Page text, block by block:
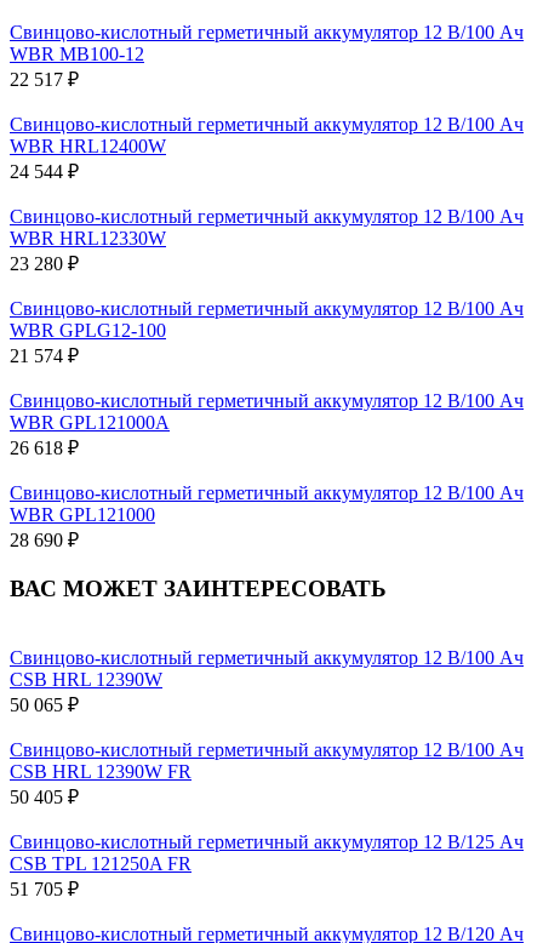
Свинцово-кислотный герметичный аккумулятор 12 В/100 Ач
WBR MB100-12
22 517 ₽
Свинцово-кислотный герметичный аккумулятор 12 В/100 Ач
WBR HRL12400W
24 544 ₽
Свинцово-кислотный герметичный аккумулятор 12 В/100 Ач
WBR HRL12330W
23 280 ₽
Свинцово-кислотный герметичный аккумулятор 12 В/100 Ач
WBR GPLG12-100
21 574 ₽
Свинцово-кислотный герметичный аккумулятор 12 В/100 Ач
WBR GPL121000A
26 618 ₽
Свинцово-кислотный герметичный аккумулятор 12 В/100 Ач
WBR GPL121000
28 690 ₽
ВАС МОЖЕТ ЗАИНТЕРЕСОВАТЬ
Свинцово-кислотный герметичный аккумулятор 12 В/100 Ач
CSB HRL 12390W
50 065 ₽
Свинцово-кислотный герметичный аккумулятор 12 В/100 Ач
CSB HRL 12390W FR
50 405 ₽
Свинцово-кислотный герметичный аккумулятор 12 В/125 Ач
CSB TPL 121250A FR
51 705 ₽
Свинцово-кислотный герметичный аккумулятор 12 В/120 Ач